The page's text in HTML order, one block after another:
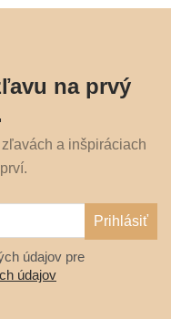
na prvý
a inšpiráciach
údajov pre
údajov